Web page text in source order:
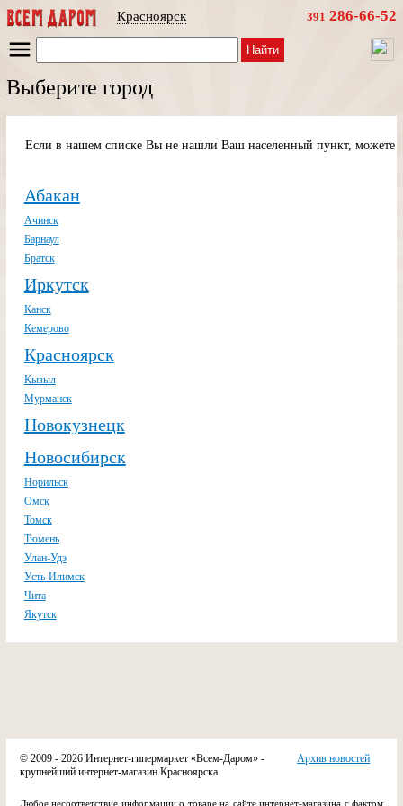
Красноярск 391 286-66-52
Найти
Выберите город
Если в нашем списке Вы не нашли Ваш населенный пункт, можете
Абакан
Ачинск
Барнаул
Братск
Иркутск
Канск
Кемерово
Красноярск
Кызыл
Мурманск
Новокузнецк
Новосибирск
Норильск
Омск
Томск
Тюмень
Улан-Удэ
Усть-Илимск
Чита
Якутск
Архив новостей
© 2009 - 2026 Интернет-гипермаркет «Всем-Даром» -
крупнейший интернет-магазин Красноярска
Любое несоответствие информации о товаре на сайте интернет-магазина с фактом